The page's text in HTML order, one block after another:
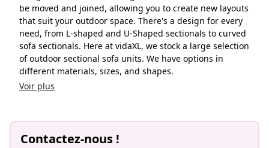
be moved and joined, allowing you to create new layouts
that suit your outdoor space. There's a design for every
need, from L-shaped and U-Shaped sectionals to curved
sofa sectionals. Here at vidaXL, we stock a large selection
of outdoor sectional sofa units. We have options in
different materials, sizes, and shapes.
Voir plus
Contactez-nous !